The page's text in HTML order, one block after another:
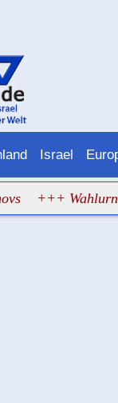
Israel
Wahlurnen an